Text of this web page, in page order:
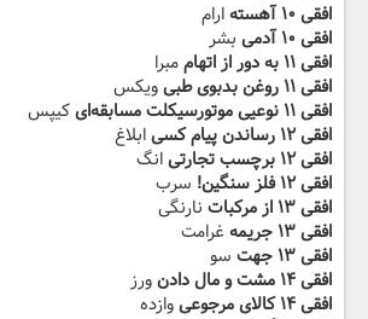
افقی ۱۰ آهسته
ارام
افقی ۱۰ آدمی
بشر
افقی ۱۱ به دور از اتهام
مبرا
افقی ۱۱ روغن بدبوی طبی
ویکس
افقی ۱۱ نوعي‬ی موتورسيكلت مسابقه‌ای
کیپس
افقی ۱۲ رساندن پيام كسی
ابلاغ
افقی ۱۲ برچسب تجارتی
انگ
افقی ۱۲ فلز سنگين!
سرب
افقی ۱۳ از مركبات
نارنگی
افقی ۱۳ جريمه
غرامت
افقی ۱۳ جهت
سو
افقی ۱۴ ‬‫مشت و مال دادن
ورز
افقی ۱۴ كالای مرجوعی
وازده